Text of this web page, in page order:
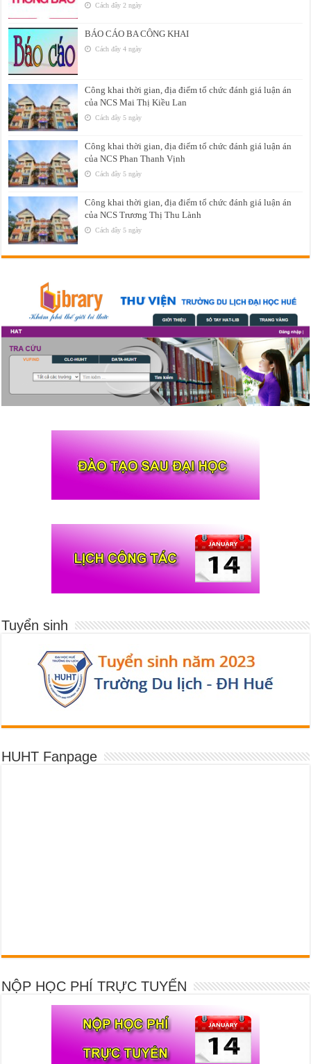
Cách đây 2 ngày
BÁO CÁO BA CÔNG KHAI
Cách đây 4 ngày
Công khai thời gian, địa điểm tổ chức đánh giá luận án
của NCS Mai Thị Kiều Lan
Cách đây 5 ngày
Công khai thời gian, địa điểm tổ chức đánh giá luận án
của NCS Phan Thanh Vịnh
Cách đây 5 ngày
Công khai thời gian, địa điểm tổ chức đánh giá luận án
của NCS Trương Thị Thu Lành
Cách đây 5 ngày
Tuyển sinh
HUHT Fanpage
NỘP HỌC PHÍ TRỰC TUYẾN